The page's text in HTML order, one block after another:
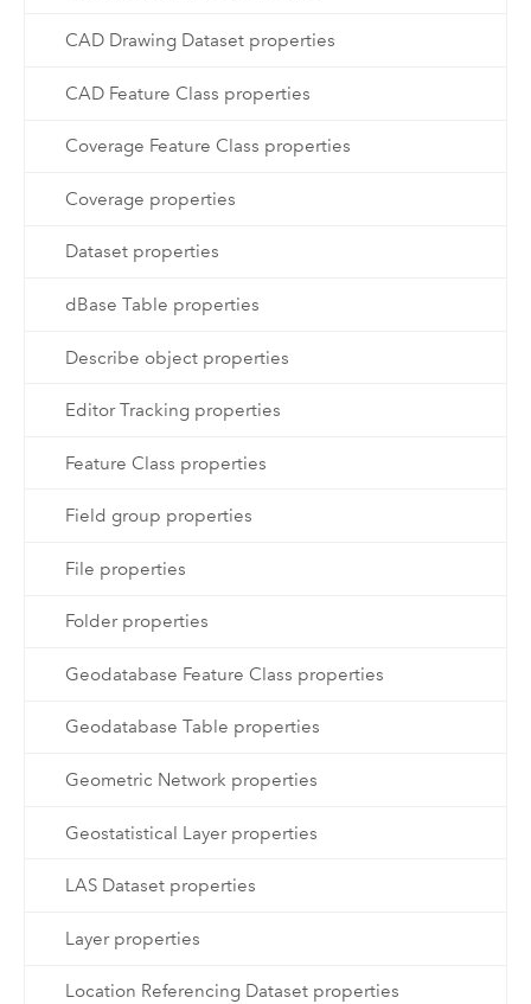
CAD Drawing Dataset properties
CAD Feature Class properties
Coverage Feature Class properties
Coverage properties
Dataset properties
dBase Table properties
Describe object properties
Editor Tracking properties
Feature Class properties
Field group properties
File properties
Folder properties
Geodatabase Feature Class properties
Geodatabase Table properties
Geometric Network properties
Geostatistical Layer properties
LAS Dataset properties
Layer properties
Location Referencing Dataset properties